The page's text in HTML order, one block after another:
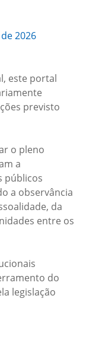
2026
este portal
previsto
o pleno
a
públicos
a observância
da
entre os
do
legislação